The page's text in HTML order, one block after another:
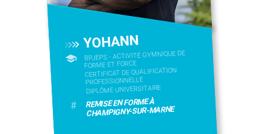
YOHANN
BPJEPS - ACTIVITÉ GYMNIQUE DE
FORME ET FORCE
CERTIFICAT DE QUALIFICATION
PROFESSIONNELLE
DIPLÔME UNIVERSITAIRE
# REMISE EN FORME À
CHAMPIGNY-SUR-MARNE